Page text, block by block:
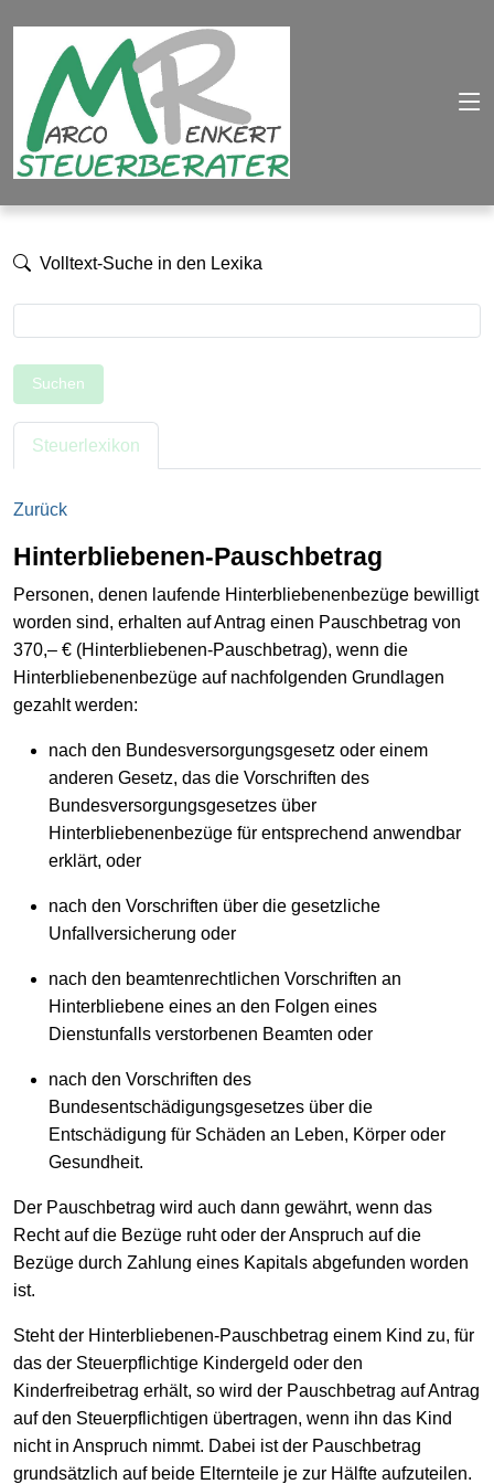
Volltext-Suche in den Lexika
Suchen
Steuerlexikon
Zurück
Hinterbliebenen-Pauschbetrag
Personen, denen laufende Hinterbliebenenbezüge bewilligt
worden sind, erhalten auf Antrag einen Pauschbetrag von
370,– € (Hinterbliebenen-Pauschbetrag), wenn die
Hinterbliebenenbezüge auf nachfolgenden Grundlagen
gezahlt werden:
nach den Bundesversorgungsgesetz oder einem
anderen Gesetz, das die Vorschriften des
Bundesversorgungsgesetzes über
Hinterbliebenenbezüge für entsprechend anwendbar
erklärt, oder
nach den Vorschriften über die gesetzliche
Unfallversicherung oder
nach den beamtenrechtlichen Vorschriften an
Hinterbliebene eines an den Folgen eines
Dienstunfalls verstorbenen Beamten oder
nach den Vorschriften des
Bundesentschädigungsgesetzes über die
Entschädigung für Schäden an Leben, Körper oder
Gesundheit.
Der Pauschbetrag wird auch dann gewährt, wenn das
Recht auf die Bezüge ruht oder der Anspruch auf die
Bezüge durch Zahlung eines Kapitals abgefunden worden
ist.
Steht der Hinterbliebenen-Pauschbetrag einem Kind zu, für
das der Steuerpflichtige Kindergeld oder den
Kinderfreibetrag erhält, so wird der Pauschbetrag auf Antrag
auf den Steuerpflichtigen übertragen, wenn ihn das Kind
nicht in Anspruch nimmt. Dabei ist der Pauschbetrag
grundsätzlich auf beide Elternteile je zur Hälfte aufzuteilen.